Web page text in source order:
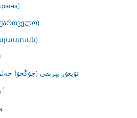
ئۇيغۇر يېزىقى (جۇڭخۇا